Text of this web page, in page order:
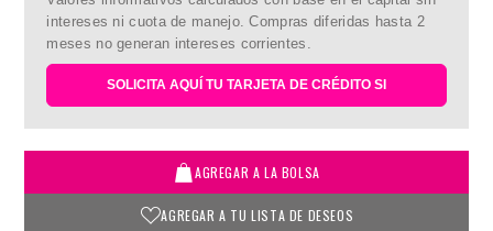
intereses ni cuota de manejo. Compras diferidas hasta 2
meses no generan intereses corrientes.
SOLICITA AQUÍ TU TARJETA DE CRÉDITO SI
AGREGAR A LA BOLSA
AGREGAR A TU LISTA DE DESEOS